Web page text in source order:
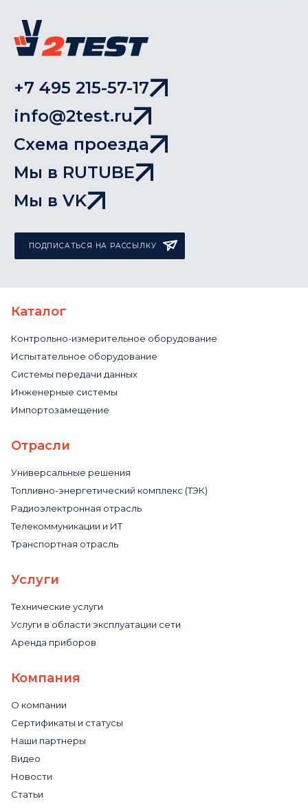
+7 495 215-57-17
info@2test.ru
Схема проезда
Мы в RUTUBE
Мы в VK
ПОДПИСАТЬСЯ НА РАССЫЛКУ
Каталог
Контрольно-измерительное оборудование
Испытательное оборудование
Системы передачи данных
Инженерные системы
Импортозамещение
Отрасли
Универсальные решения
Топливно-энергетический комплекс (ТЭК)
Радиоэлектронная отрасль
Телекоммуникации и ИТ
Транспортная отрасль
Услуги
Технические услуги
Услуги в области эксплуатации сети
Аренда приборов
Компания
О компании
Сертификаты и статусы
Наши партнеры
Видео
Новости
Статьи